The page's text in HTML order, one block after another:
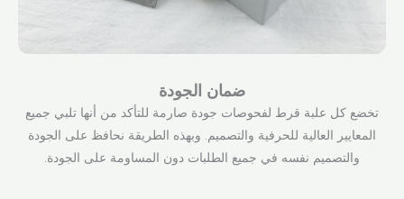
ضمان الجودة
تخضع كل علبة قرط لفحوصات جودة صارمة للتأكد من أنها تلبي جميع
المعايير العالية للحرفية والتصميم. وبهذه الطريقة نحافظ على الجودة
والتصميم نفسه في جميع الطلبات دون المساومة على الجودة.